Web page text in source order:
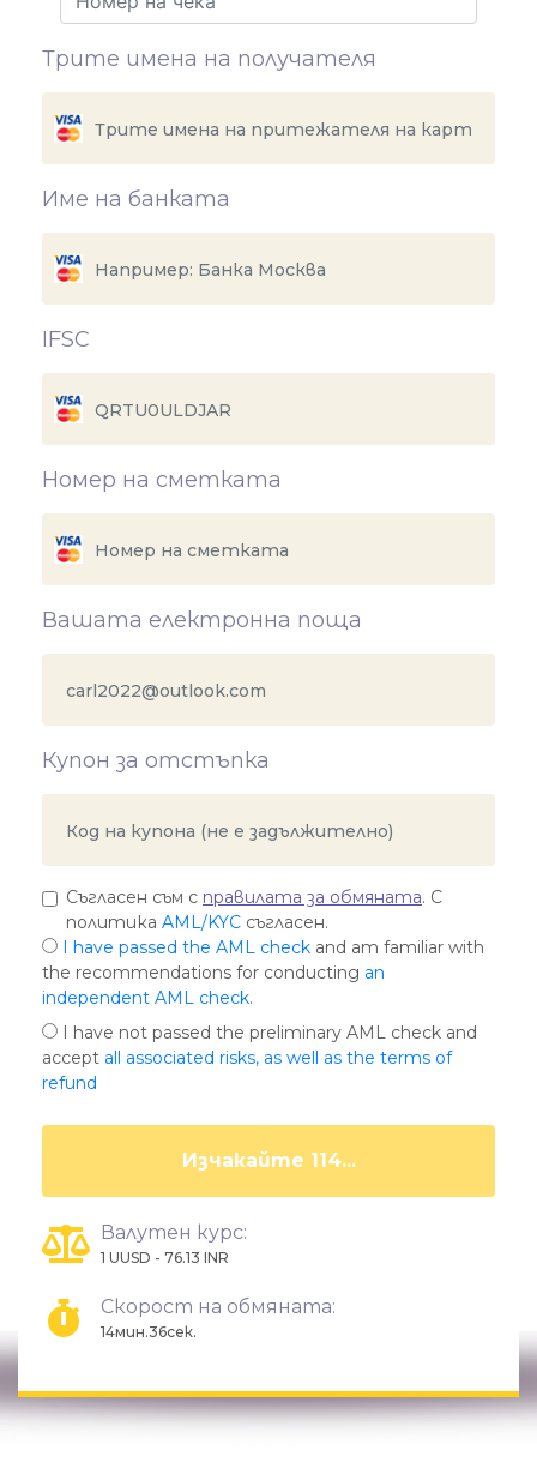
Трите имена на получателя
Име на банката
IFSC
Номер на сметката
Вашата електронна поща
Купон за отстъпка
Съгласен съм с правилата за обмяната. С
политика AML/KYC съгласен.
I have passed the AML check and am familiar with
the recommendations for conducting an
independent AML check.
I have not passed the preliminary AML check and
accept all associated risks, as well as the terms of
refund
Изчакайте 108...
Валутен курс:
1 UUSD - 76.13 INR
Скорост на обмяната:
14мин.36сек.